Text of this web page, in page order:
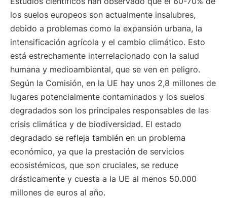
los suelos europeos son actualmente insalubres,
debido a problemas como la expansión urbana, la
intensificación agrícola y el cambio climático. Esto
está estrechamente interrelacionado con la salud
humana y medioambiental, que se ven en peligro.
Según la Comisión, en la UE hay unos 2,8 millones de
lugares potencialmente contaminados y los suelos
degradados son los principales responsables de las
crisis climática y de biodiversidad. El estado
degradado se refleja también en un problema
económico, ya que la prestación de servicios
ecosistémicos, que son cruciales, se reduce
drásticamente y cuesta a la UE al menos 50.000
millones de euros al año.